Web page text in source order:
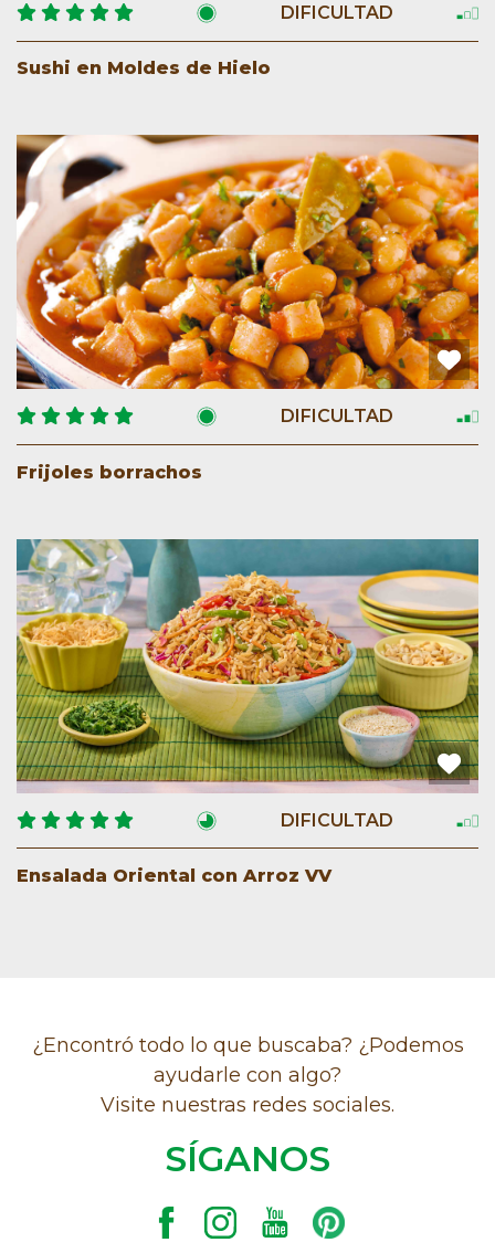
DIFICULTAD
Sushi en Moldes de Hielo
DIFICULTAD
Frijoles borrachos
DIFICULTAD
Ensalada Oriental con Arroz VV
¿Encontró todo lo que buscaba? ¿Podemos
ayudarle con algo?
Visite nuestras redes sociales.
SÍGANOS